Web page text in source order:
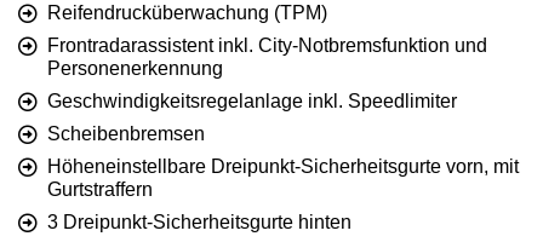
Reifendrucküberwachung (TPM)
Frontradarassistent inkl. City-Notbremsfunktion und
Personenerkennung
Geschwindigkeitsregelanlage inkl. Speedlimiter
Scheibenbremsen
Höheneinstellbare Dreipunkt-Sicherheitsgurte vorn, mit
Gurtstraffern
3 Dreipunkt-Sicherheitsgurte hinten